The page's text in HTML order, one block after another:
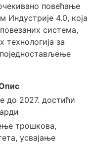
повећање
Индустрије 4.0, која
система,
технологија за
до 2027. достићи
трошкова,
усвајање